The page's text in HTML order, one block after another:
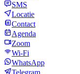
SMS
Locatie
Contact
Agenda
Zoom
Wi-Fi
WhatsApp